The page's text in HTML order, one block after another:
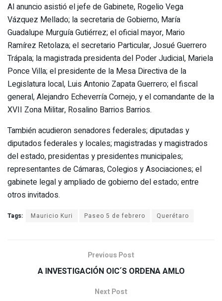
Al anuncio asistió el jefe de Gabinete, Rogelio Vega
Vázquez Mellado; la secretaria de Gobierno, María
Guadalupe Murguía Gutiérrez; el oficial mayor, Mario
Ramírez Retolaza; el secretario Particular, Josué Guerrero
Trápala; la magistrada presidenta del Poder Judicial, Mariela
Ponce Villa; el presidente de la Mesa Directiva de la
Legislatura local, Luis Antonio Zapata Guerrero; el fiscal
general, Alejandro Echeverría Cornejo, y el comandante de la
XVII Zona Militar, Rosalino Barrios Barrios.
También acudieron senadores federales; diputadas y
diputados federales y locales; magistradas y magistrados
del estado, presidentas y presidentes municipales;
representantes de Cámaras, Colegios y Asociaciones; el
gabinete legal y ampliado de gobierno del estado; entre
otros invitados.
Tags: Mauricio Kuri Paseo 5 de febrero Querétaro
Previous Post
A INVESTIGACIÓN OIC´S ORDENA AMLO
Next Post